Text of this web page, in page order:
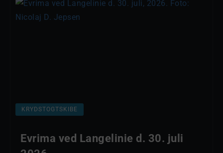
KRYDSTOGTSKIBE
Evrima ved Langelinie d. 30. juli